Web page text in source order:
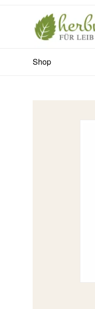
Shop